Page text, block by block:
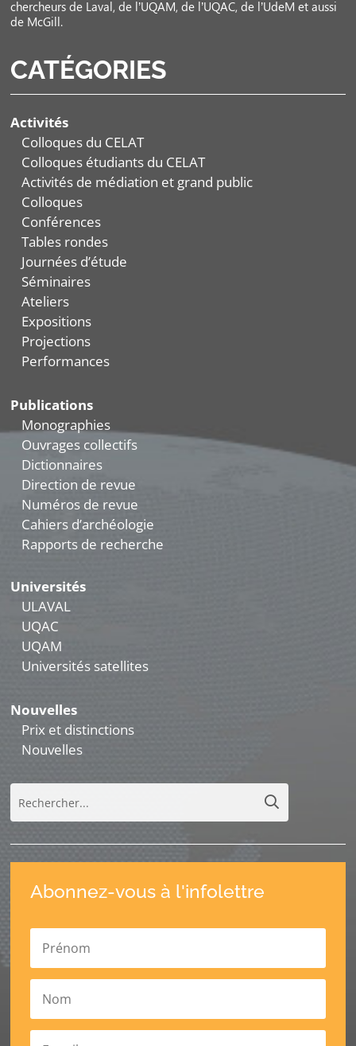
chercheurs de Laval, de l’UQAM, de l’UQAC, de l’UdeM et aussi
de McGill.
CATÉGORIES
Activités
Colloques du CELAT
Colloques étudiants du CELAT
Activités de médiation et grand public
Colloques
Conférences
Tables rondes
Journées d’étude
Séminaires
Ateliers
Expositions
Projections
Performances
Publications
Monographies
Ouvrages collectifs
Dictionnaires
Direction de revue
Numéros de revue
Cahiers d’archéologie
Rapports de recherche
Universités
ULAVAL
UQAC
UQAM
Universités satellites
Nouvelles
Prix et distinctions
Nouvelles
Abonnez-vous à l'infolettre